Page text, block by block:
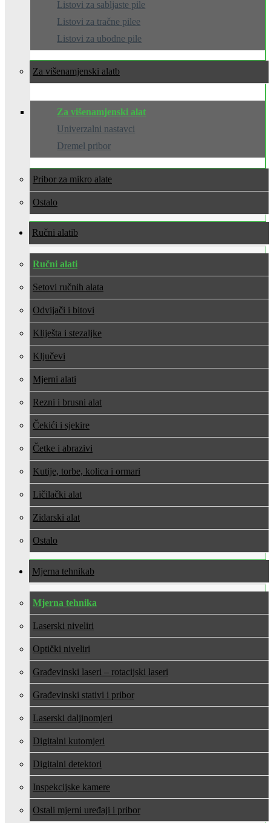
Listovi za sabljaste pile
Listovi za tračne pilee
Listovi za ubodne pile
Za višenamjenski alat
Za višenamjenski alat
Univerzalni nastavci
Dremel pribor
Pribor za mikro alate
Ostalo
Ručni alati
Ručni alati
Setovi ručnih alata
Odvijači i bitovi
Kliješta i stezaljke
Ključevi
Mjerni alati
Rezni i brusni alat
Čekići i sjekire
Četke i abrazivi
Kutije, torbe, kolica i ormari
Ličilački alat
Zidarski alat
Ostalo
Mjerna tehnika
Mjerna tehnika
Laserski niveliri
Optički niveliri
Građevinski laseri – rotacijski laseri
Građevinski stativi i pribor
Laserski daljinomjeri
Digitalni kutomjeri
Digitalni detektori
Inspekcijske kamere
Ostali mjerni uređaji i pribor